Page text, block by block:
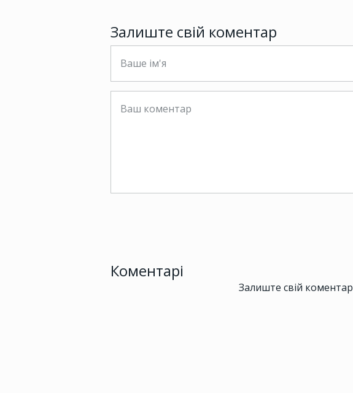
Залиште свій коментар
Коментарі
Залиште свій коментар